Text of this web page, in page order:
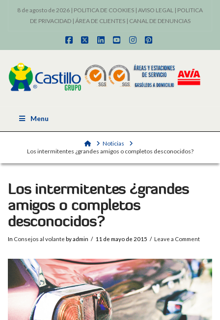
8 de agosto de 2026 | POLITICA DE COOKIES | AVISO LEGAL | POLITICA
DE PRIVACIDAD| ÁREA DE CLIENTES| CANAL DE DENUNCIAS
Facebook
X LinkedInYouTubeInstagram
Pinterest
Menu
HomeNoticias
Los intermitentes ¿grandes amigos o completos desconocidos?
Los intermitentes ¿grandes
amigos o completos
desconocidos?
In Consejos al volante by admin 11 de mayo de 2015 Leave a Comment